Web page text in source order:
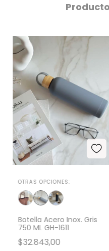
OTRAS OPCIONES:
Botella Acero Inox. Gris
750 ML GH-1611
$32.843,00